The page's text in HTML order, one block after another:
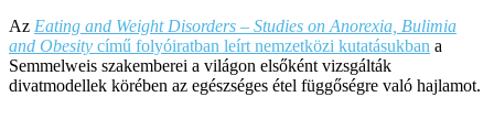
Az Eating and Weight Disorders – Studies on Anorexia, Bulimia
and Obesity című folyóiratban leírt nemzetközi kutatásukban a
Semmelweis szakemberei a világon elsőként vizsgálták
divatmodellek körében az egészséges étel függőségre való hajlamot.